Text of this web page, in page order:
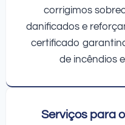
corrigimos
danificados e
certificado
de incêndios
Serviços para